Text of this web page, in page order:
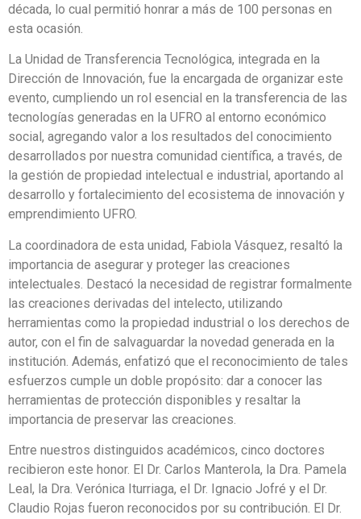
década, lo cual permitió honrar a más de 100 personas en
esta ocasión.
La Unidad de Transferencia Tecnológica, integrada en la
Dirección de Innovación, fue la encargada de organizar este
evento, cumpliendo un rol esencial en la transferencia de las
tecnologías generadas en la UFRO al entorno económico
social, agregando valor a los resultados del conocimiento
desarrollados por nuestra comunidad científica, a través, de
la gestión de propiedad intelectual e industrial, aportando al
desarrollo y fortalecimiento del ecosistema de innovación y
emprendimiento UFRO.
La coordinadora de esta unidad, Fabiola Vásquez, resaltó la
importancia de asegurar y proteger las creaciones
intelectuales. Destacó la necesidad de registrar formalmente
las creaciones derivadas del intelecto, utilizando
herramientas como la propiedad industrial o los derechos de
autor, con el fin de salvaguardar la novedad generada en la
institución. Además, enfatizó que el reconocimiento de tales
esfuerzos cumple un doble propósito: dar a conocer las
herramientas de protección disponibles y resaltar la
importancia de preservar las creaciones.
Entre nuestros distinguidos académicos, cinco doctores
recibieron este honor. El Dr. Carlos Manterola, la Dra. Pamela
Leal, la Dra. Verónica Iturriaga, el Dr. Ignacio Jofré y el Dr.
Claudio Rojas fueron reconocidos por su contribución. El Dr.